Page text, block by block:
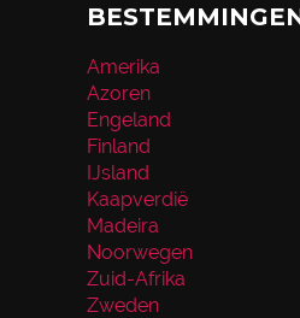
Amerika
Azoren
Engeland
Finland
IJsland
Kaapverdië
Madeira
Noorwegen
Zuid-Afrika
Zweden